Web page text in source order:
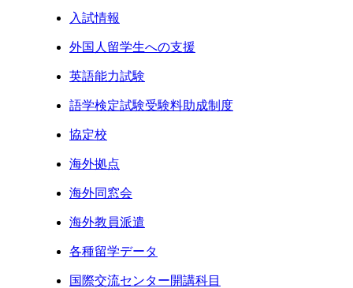
入試情報
外国人留学生への支援
英語能力試験
語学検定試験受験料助成制度
協定校
海外拠点
海外同窓会
海外教員派遣
各種留学データ
国際交流センター開講科目